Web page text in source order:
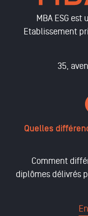
MBA ESG
Etablissement
35,
Quelles
Comment
diplômes délivrés